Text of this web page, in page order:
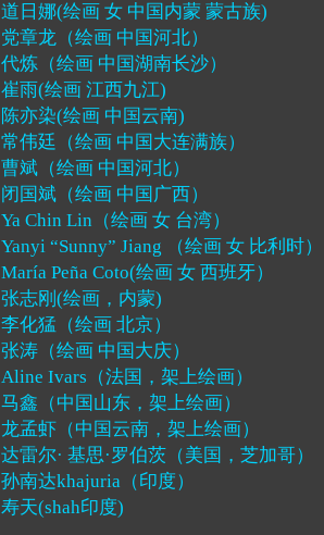
道日娜(绘画 女 中国内蒙 蒙古族)
党章龙（绘画 中国河北）
代炼（绘画 中国湖南长沙）
崔雨(绘画 江西九江)
陈亦染(绘画 中国云南)
常伟廷（绘画 中国大连满族）
曹斌（绘画 中国河北）
闭国斌（绘画 中国广西）
Ya Chin Lin （绘画 女 台湾）
Yanyi “Sunny” Jiang
（绘画 女 比利时）
María Peña Coto(绘画 女 西班牙）
张志刚 (绘画，内蒙)
李化猛（绘画 北京）
张涛（绘画 中国大庆）
Aline Ivars （法国，架上绘画）
马鑫（中国山东，架上绘画）
龙孟虾（中国云南，架上绘画）
达雷尔· 基思·罗伯茨（美国，芝加哥）
孙南达khajuria （印度）
寿天(shah印度)